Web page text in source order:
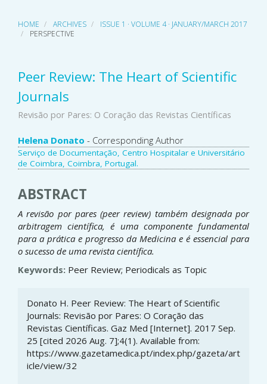
HOME ARCHIVES
ISSUE 1 · VOLUME 4 · JANUARY/MARCH 2017
PERSPECTIVE
Peer Review: The Heart of Scientific
Journals
Revisão por Pares: O Coração das Revistas Científicas
Main
Article
Content
Helena Donato - Corresponding Author
Serviço de Documentação, Centro Hospitalar e Universitário
de Coimbra, Coimbra, Portugal.
ABSTRACT
A revisão por pares (peer review) também designada por
arbitragem científica, é uma componente fundamental
para a prática e progresso da Medicina e é essencial para
o sucesso de uma revista científica.
Keywords: Peer Review; Periodicals as Topic
Article
Details
Donato H. Peer Review: The Heart of Scientific
Journals: Revisão por Pares: O Coração das
Revistas Científicas. Gaz Med [Internet]. 2017 Sep.
25 [cited 2026 Aug. 7];4(1). Available from:
https://www.gazetamedica.pt/index.php/gazeta/art
icle/view/32